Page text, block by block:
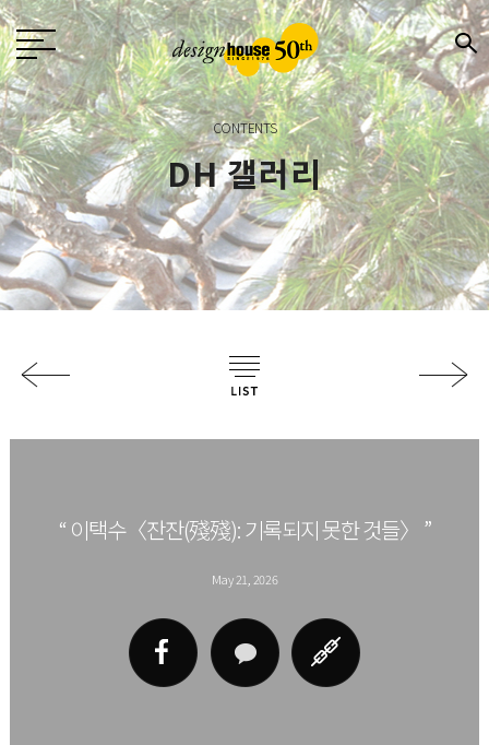
CONTENTS
DH 갤러리
“ 이택수〈잔잔(殘殘): 기록되지 못한 것들〉 ”
May 21, 2026